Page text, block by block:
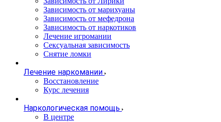
Зависимость от марихуаны
Зависимость от мефедрона
Зависимость от наркотиков
Лечение игромании
Сексуальная зависимость
Снятие ломки
Лечение наркомании
Восстановление
Курс лечения
Наркологическая помощь
В центре